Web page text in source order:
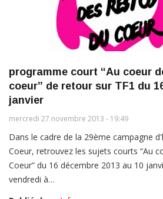
programme court “Au coeur
coeur” de retour sur TF1 du
janvier
mercredi 27 novembre 2013 - 19:49
Dans le cadre de la 29ème campagne
Coeur, retrouvez les sujets courts “Au
Coeur” du 16 décembre 2013 au 10
vendredi à…